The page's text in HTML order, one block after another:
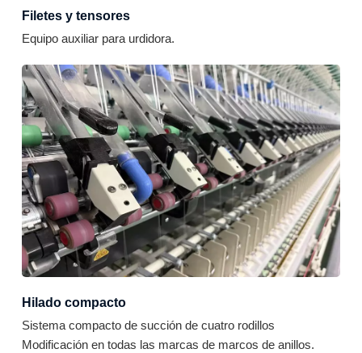
Filetes y tensores
Equipo auxiliar para urdidora.
Hilado compacto
Sistema compacto de succión de cuatro rodillos
Modificación en todas las marcas de marcos de anillos.